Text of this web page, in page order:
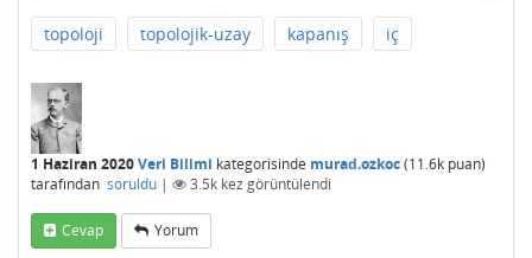
topoloji topolojik-uzay kapanış iç
1 Haziran 2020Veri Bilimi kategorisinde murad.ozkoc(11.6k puan)
tarafından soruldu | 3.5k kez görüntülendi
Cevap Yorum